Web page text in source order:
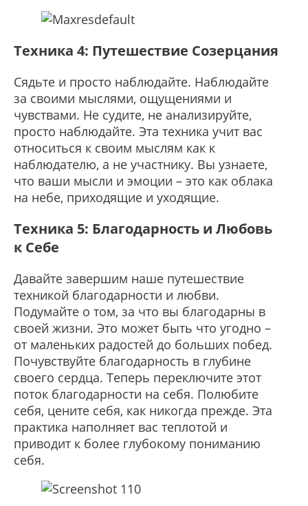
Техника 4: Путешествие Созерцания
Сядьте и просто наблюдайте. Наблюдайте
за своими мыслями, ощущениями и
чувствами. Не судите, не анализируйте,
просто наблюдайте. Эта техника учит вас
относиться к своим мыслям как к
наблюдателю, а не участнику. Вы узнаете,
что ваши мысли и эмоции – это как облака
на небе, приходящие и уходящие.
Техника 5: Благодарность и Любовь
к Себе
Давайте завершим наше путешествие
техникой благодарности и любви.
Подумайте о том, за что вы благодарны в
своей жизни. Это может быть что угодно –
от маленьких радостей до больших побед.
Почувствуйте благодарность в глубине
своего сердца. Теперь переключите этот
поток благодарности на себя. Полюбите
себя, цените себя, как никогда прежде. Эта
практика наполняет вас теплотой и
приводит к более глубокому пониманию
себя.